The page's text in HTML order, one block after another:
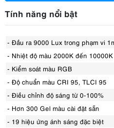
Tính năng nổi bật
- Đầu ra 9000 Lux trong phạm vi
- Nhiệt độ màu 2000K đến 10000K
- Kiểm soát màu RGB
- Độ chuẩn màu CRI 95, TLCI 95
- Điều chỉnh độ sáng từ 0-100%
- Hơn 300 Gel màu cài đặt sẵn
- 19 hiệu ứng ánh sáng đặc biệt